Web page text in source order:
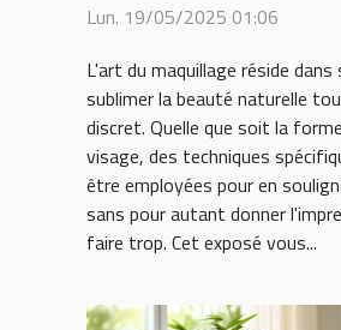
visage
Lun. 19/05/2025 01:06
L'art du maquillage réside dans
sublimer la beauté naturelle
discret. Quelle que soit la
visage, des techniques
être employées pour en
sans pour autant donner
faire trop. Cet exposé vous...